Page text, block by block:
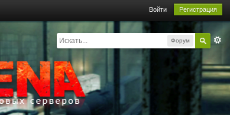
Войти Регистрация
Форум